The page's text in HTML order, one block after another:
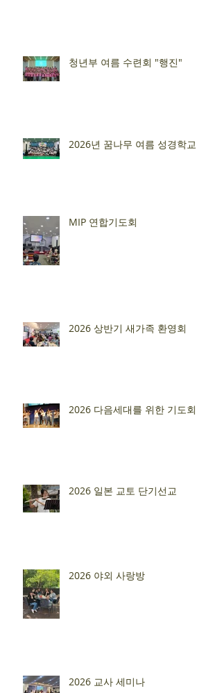
청년부 여름 수련회 "행진"
2026년 꿈나무 여름 성경학교
MIP 연합기도회
2026 상반기 새가족 환영회
2026 다음세대를 위한 기도회
2026 일본 교토 단기선교
2026 야외 사랑방
2026 교사 세미나